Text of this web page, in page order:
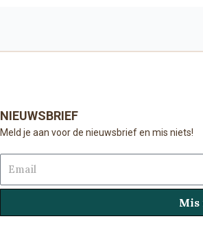
NIEUWSBRIEF
Meld je aan voor de nieuwsbrief en mis niets!
Email
Mis